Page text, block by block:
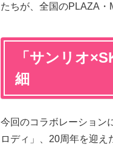
たちが、全国のPLAZA・
「サンリオ
細
今回のコラボレーション
ロディ」、20周年を迎